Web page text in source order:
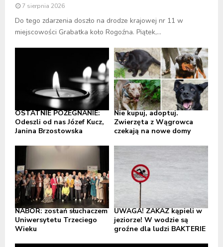
7 sierpnia 2026
Do tego zdarzenia doszło na drodze krajowej nr 11 w
miejscowości Grabatka koło Rogoźna. Piątek,...
OSTATNIE POŻEGNANIE:
Odeszli od nas Józef Kucz,
Janina Brzostowska
Nie kupuj, adoptuj.
Zwierzęta z Wągrowca
czekają na nowe domy
NABÓR: zostań słuchaczem
Uniwersytetu Trzeciego
Wieku
UWAGA! ZAKAZ kąpieli w
jeziorze! W wodzie są
groźne dla ludzi BAKTERIE